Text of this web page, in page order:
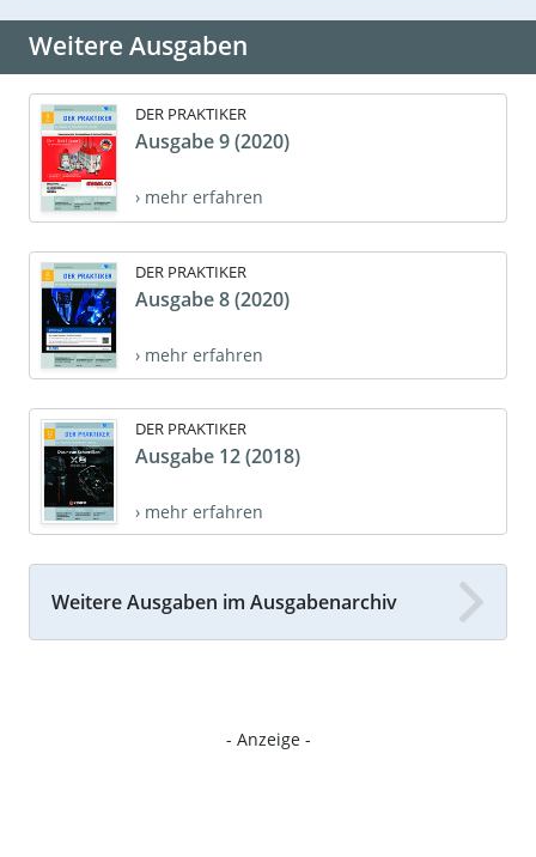
Weitere Ausgaben
DER PRAKTIKER
Ausgabe 9 (2020)
› mehr erfahren
DER PRAKTIKER
Ausgabe 8 (2020)
› mehr erfahren
DER PRAKTIKER
Ausgabe 12 (2018)
› mehr erfahren
Weitere Ausgaben im Ausgabenarchiv
- Anzeige -